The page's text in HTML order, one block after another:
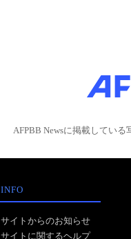
AFPBB Newsに掲載してい
INFO
サイトからのお知らせ
サイトに関するヘルプ